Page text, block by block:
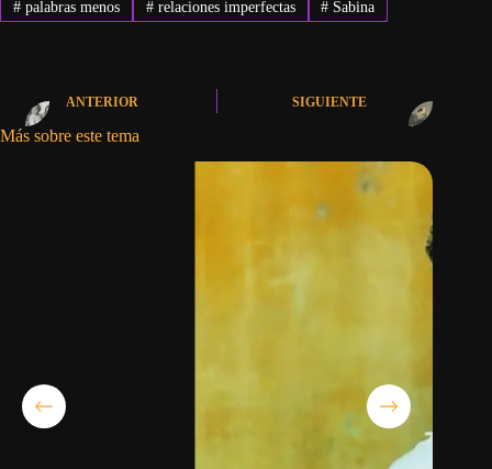
#palabras menos #relaciones imperfectas # Sabina
ANTERIOR SIGUIENTE
Más sobre este tema